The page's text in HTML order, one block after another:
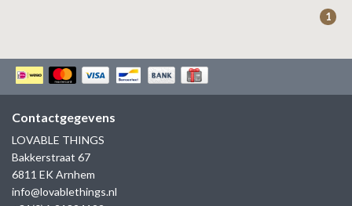
KAPTEN & SON
1
Contactgegevens
LOVABLE THINGS
Bakkerstraat 67
6811 EK Arnhem
info@lovablethings.nl